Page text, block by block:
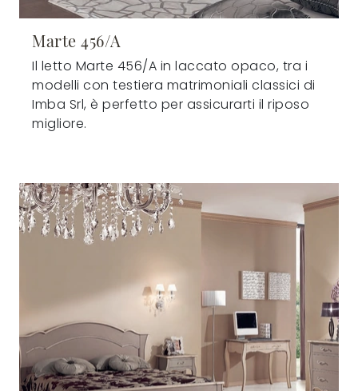
Marte 456/A
Il letto Marte 456/A in laccato opaco, tra i
modelli con testiera matrimoniali classici di
Imba Srl, è perfetto per assicurarti il riposo
migliore.